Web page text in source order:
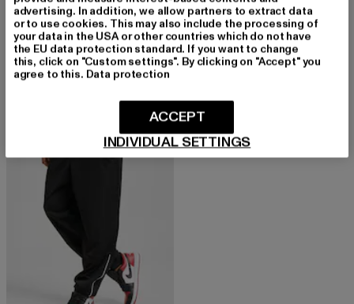
ALPHA INDUSTRIES
Basic Short Small Logo II
53,99 EUR
Derzeitiger Preis: 53,99 EUR
ALPHA INDUSTRIES
PP
43,19 EUR
Derzeitiger Preis: 43,19 EUR
59,99 EURAktionspreis:
advertising. In addition, we allow partners to extract data
or to use cookies. This may also include the processing of
your data in the USA or other countries which do not have
the EU data protection standard. If you want to change
this, click on "Custom settings". By clicking on "Accept" you
agree to this. Data protection
INDIVIDUAL SETTINGS
ACCEPT